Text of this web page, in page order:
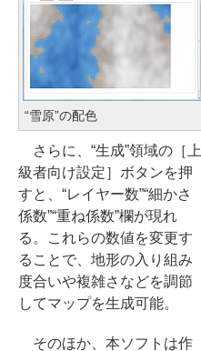
“雪原”の配色
さらに、“生成”領域の［上
級者向け設定］ボタンを押
すと、“レイヤー数”“細かさ
係数”“重ね係数”欄が現れ
る。これらの数値を変更す
ることで、地形の入り組み
度合いや複雑さなどを調節
してマップを生成可能。
そのほか、本ソフトは作